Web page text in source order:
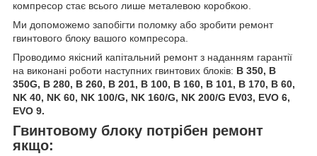
компресор стає всього лише металевою коробкою.
Ми допоможемо запобігти поломку або зробити ремонт
гвинтового блоку вашого компресора.
Проводимо якісний капітальний ремонт з наданням гарантії
на виконані роботи наступних гвинтових блоків: B 350, B
350G, B 280, B 260, B 201, B 100, B 160, B 101, B 170, B 60,
NK 40, NK 60, NK 100/G, NK 160/G, NK 200/G EV03, EVO 6,
EVO 9.
Гвинтовому блоку потрібен ремонт
якщо: